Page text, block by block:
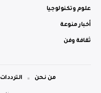
علوم وتكنولوجيا
أخبار منوعة
ثقافة وفن
من نحن الترددات